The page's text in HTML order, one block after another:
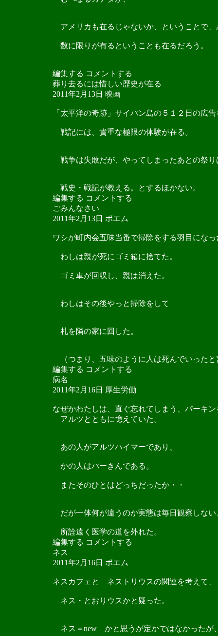
アメリカも在るじゃないか、ということで
数に限りが有るということも在るだろう。
編集する コメントする
葬り去るには惜しい歴史が在る
2011年2月13日 映画
「太平洋の奇跡」サイパン島の５１２日の広
戦記には、貴重な極限の体験が在る。
戦争は失敗だが、やってしまったあとの祭り
戦史・戦記が教える。とするほかない。
編集する コメントする
ごみんなさい
2011年2月13日 ポエム
ワシが町内会五味当番で掃除をする羽目になっ
わしは親が死にゴミ箱に捨てた。
ゴミ車が回収し、親は消えた。
わしはその後やっと掃除をして
札を隣の家に回した。
（つまり、五味のように人は死んでいったと
編集する コメントする
病名
2011年2月16日 厚生労働
なぜかわたしは、直ぐ忘れてしまう、パーキン
アルツとともに憶えていた。
あの人がアルツハイマーであり、
かの人はパーきんである。
またそのひとはどっちだったか・・
だが一体何が違うのか実態は毎日観察しない
所詮遠く医学の道を外れた。
編集する コメントする
ネス
2011年2月16日 ポエム
ネスカフェと ネストリウスの関連を考えて、
ネス・とおりウスかと疑った。
ネス＝new かと思うが定かではなかったが